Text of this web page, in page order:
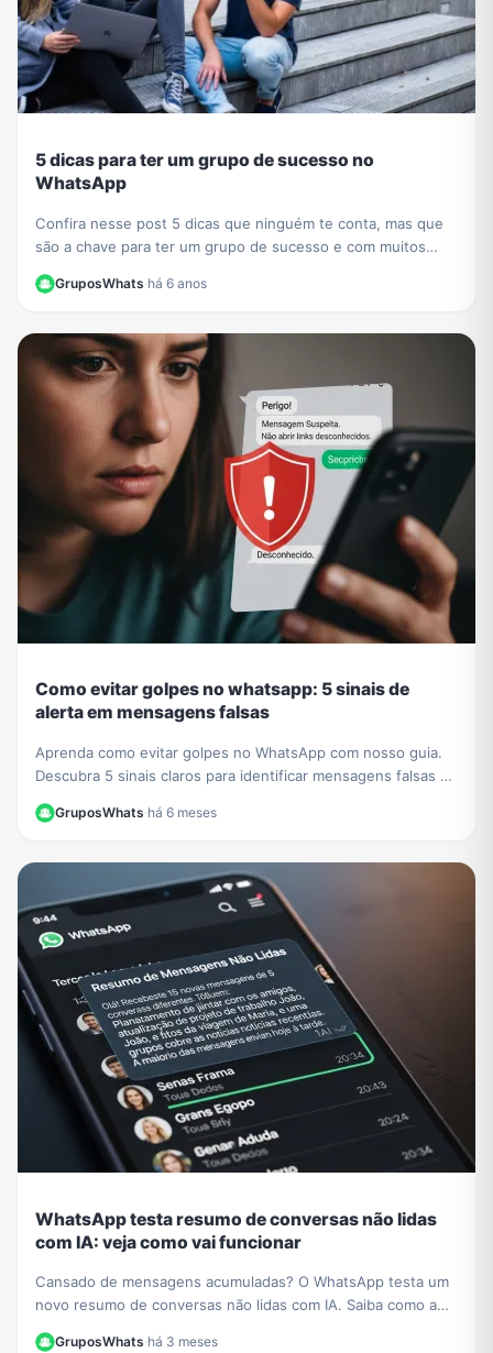
5 dicas para ter um grupo de sucesso no
WhatsApp
Confira nesse post 5 dicas que ninguém te conta, mas que
são a chave para ter um grupo de sucesso e com muitos
GruposWhats·há 6 anos
Como evitar golpes no whatsapp: 5 sinais de
alerta em mensagens falsas
Aprenda como evitar golpes no WhatsApp com nosso guia.
Descubra 5 sinais claros para identificar mensagens falsas e
GruposWhats·há 6 meses
WhatsApp testa resumo de conversas não lidas
com IA: veja como vai funcionar
Cansado de mensagens acumuladas? O WhatsApp testa um
novo resumo de conversas não lidas com IA. Saiba como a
função vai organizar seus chats e economizar seu tempo.
GruposWhats·há 3 meses